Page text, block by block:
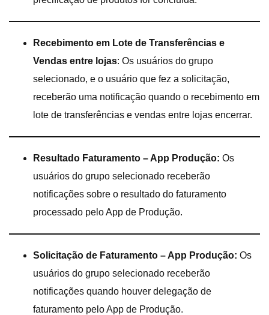
Recebimento em Lote de Transferências e
Vendas entre lojas: Os usuários do grupo
selecionado, e o usuário que fez a solicitação,
receberão uma notificação quando o recebimento em
lote de transferências e vendas entre lojas encerrar.
Resultado Faturamento – App Produção: Os
usuários do grupo selecionado receberão
notificações sobre o resultado do faturamento
processado pelo App de Produção.
Solicitação de Faturamento – App Produção: Os
usuários do grupo selecionado receberão
notificações quando houver delegação de
faturamento pelo App de Produção.